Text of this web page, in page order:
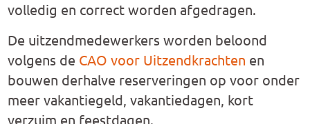
volledig en correct worden afgedragen.
De uitzendmedewerkers worden beloond
volgens de CAO voor Uitzendkrachten en
bouwen derhalve reserveringen op voor onder
meer vakantiegeld, vakantiedagen, kort
verzuim en feestdagen.